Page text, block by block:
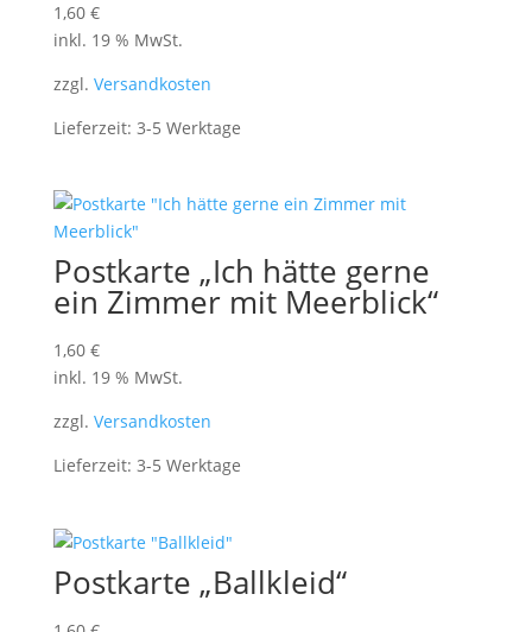
1,60 €
inkl. 19 % MwSt.
zzgl. Versandkosten
Lieferzeit: 3-5 Werktage
Postkarte „Ich hätte gerne
ein Zimmer mit Meerblick“
1,60 €
inkl. 19 % MwSt.
zzgl. Versandkosten
Lieferzeit: 3-5 Werktage
Postkarte „Ballkleid“